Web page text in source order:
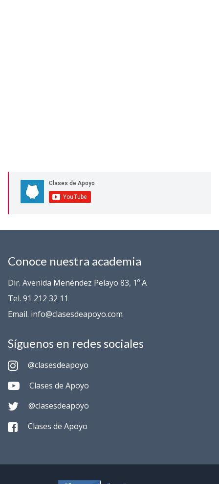
Conoce nuestra academia
Dir. Avenida Menéndez Pelayo 83, 1º A
Tel. 91 212 32 11
Email. info@clasesdeapoyo.com
Síguenos en redes sociales
@clasesdeapoyo
Clases de Apoyo
@clasesdeapoyo
Clases de Apoyo